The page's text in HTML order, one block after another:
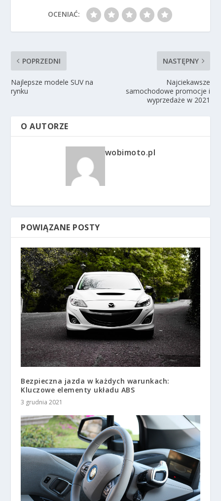
OCENIAĆ:
POPRZEDNI
Najlepsze modele SUV na
rynku
NASTĘPNY
Najciekawsze
samochodowe promocje i
wyprzedaże w 2021
O AUTORZE
wobimoto.pl
POWIĄZANE POSTY
Bezpieczna jazda w każdych warunkach:
Kluczowe elementy układu ABS
3 grudnia 2021